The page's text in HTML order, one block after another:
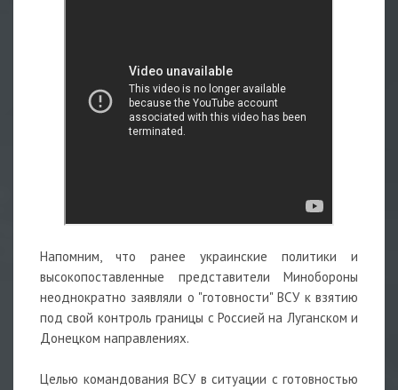
Напомним, что ранее украинские политики и
высокопоставленные представители Минобороны
неоднократно заявляли о "готовности" ВСУ к взятию
под свой контроль границы с Россией на Луганском и
Донецком направлениях.
Целью командования ВСУ в ситуации с готовностью